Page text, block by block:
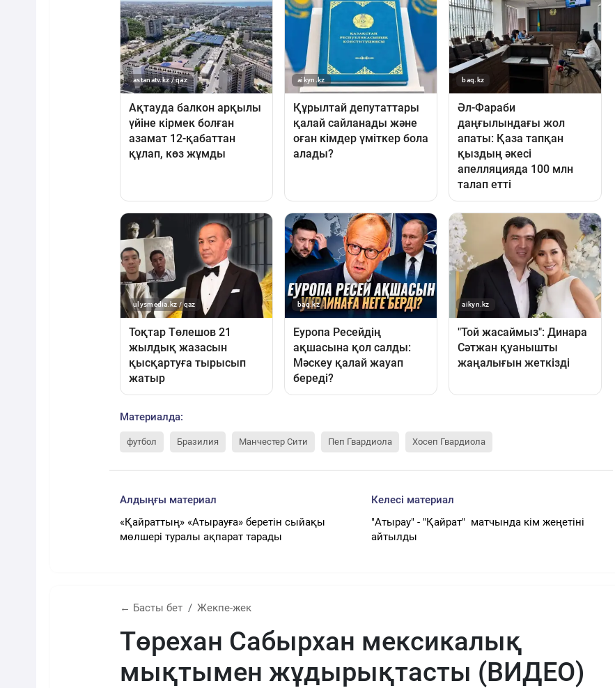
Материалда:
футбол Бразилия Манчестер Сити Пеп Гвардиола Хосеп Гвардиола
Алдыңғы материал
«Қайраттың» «Атырауға» беретін сыйақы
мөлшері туралы ақпарат тарады
Келесі материал
"Атырау" - "Қайрат" матчында кім жеңетіні
айтылды
← Басты бет Жекпе-жек
Төрехан Сабырхан мексикалық
мықтымен жұдырықтасты (ВИДЕО)